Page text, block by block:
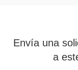
Envía una
a